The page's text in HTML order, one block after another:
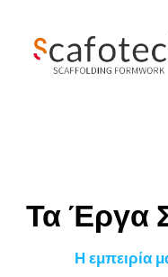
Τα Έργα
Η εμπειρία